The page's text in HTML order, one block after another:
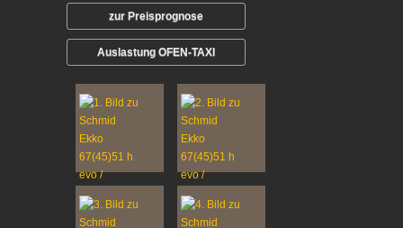
zur Preisprognose
Auslastung OFEN-TAXI